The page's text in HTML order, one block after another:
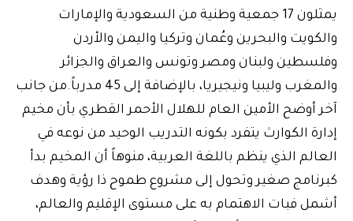
يمثلون 17 جمعية وطنية من السعودية والإمارات
والكويت والبحرين وعُمان وتركيا واليمن والأردن
وفلسطين ولبنان ومصر وتونس والعراق والجزائر
والمغرب وليبيا ونيجيريا، بالإضافة إلى 45 مدرباً.من جانب
آخر أوضح الأمين العام للهلال الأحمر القطري بأن مخيم
إدارة الكوارث يتفرد بكونه التدريب الوحيد من نوعه في
العالم الذي ينظم باللغة العربية، منوهاً أن المخيم بدأ
كبرنامج صغير وتحول إلى مشروع طموح ذا رؤية وهدف
أشمل فبات الاهتمام به على مستوى الإقليم والعالم،